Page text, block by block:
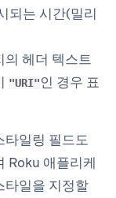
되는 시간(밀리
의 헤더 텍스트
"URI"인 경우 표
타일링 필드도
Roku 애플리케
타일을 지정할